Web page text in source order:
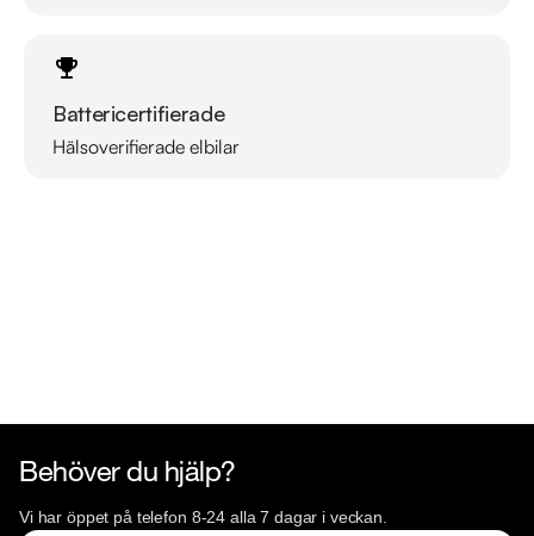
Battericertifierade
Hälsoverifierade elbilar
Läs mer om oss
Behöver du hjälp?
Vi har öppet på telefon 8-24 alla 7 dagar i veckan.